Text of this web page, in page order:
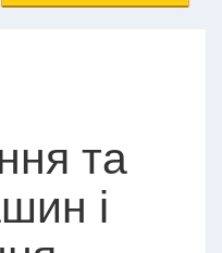
та
і